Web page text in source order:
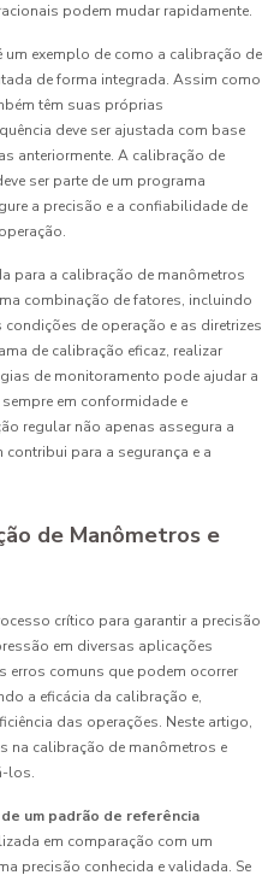
podem mudar rapidamente.
um exemplo de como a calibração de
de forma integrada. Assim como
têm suas próprias
deve ser ajustada com base
anteriormente. A calibração de
ser parte de um programa
a precisão e a confiabilidade de
para a calibração de manômetros
combinação de fatores, incluindo
de operação e as diretrizes
de calibração eficaz, realizar
de monitoramento pode ajudar a
em conformidade e
regular não apenas assegura a
para a segurança e a
de Manômetros e
crítico para garantir a precisão
em diversas aplicações
erros comuns que podem ocorrer
a eficácia da calibração e,
das operações. Neste artigo,
na calibração de manômetros e
los.
um padrão de referência
em comparação com um
precisão conhecida e validada. Se